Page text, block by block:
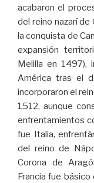
acabaron el
del reino nazarí
la conquista de
expansión
Melilla en 1497),
América tras el
incorporaron el
1512, aunque
enfrentamientos
fue Italia,
del reino de
Corona de
Francia fue